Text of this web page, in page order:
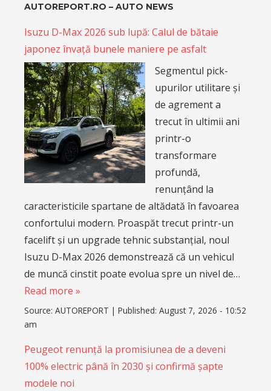
AUTOREPORT.RO – AUTO NEWS
Isuzu D-Max 2026 sub lupă: Calul de bătaie
japonez învață bunele maniere pe asfalt
Segmentul pick-
upurilor utilitare și
de agrement a
trecut în ultimii ani
printr-o
transformare
profundă,
renunțând la
caracteristicile spartane de altădată în favoarea
confortului modern. Proaspăt trecut printr-un
facelift și un upgrade tehnic substanțial, noul
Isuzu D-Max 2026 demonstrează că un vehicul
de muncă cinstit poate evolua spre un nivel de…
Read more »
Source: AUTOREPORT | Published: August 7, 2026 - 10:52
am
Peugeot renunță la promisiunea de a deveni
100% electric până în 2030 și confirmă șapte
modele noi